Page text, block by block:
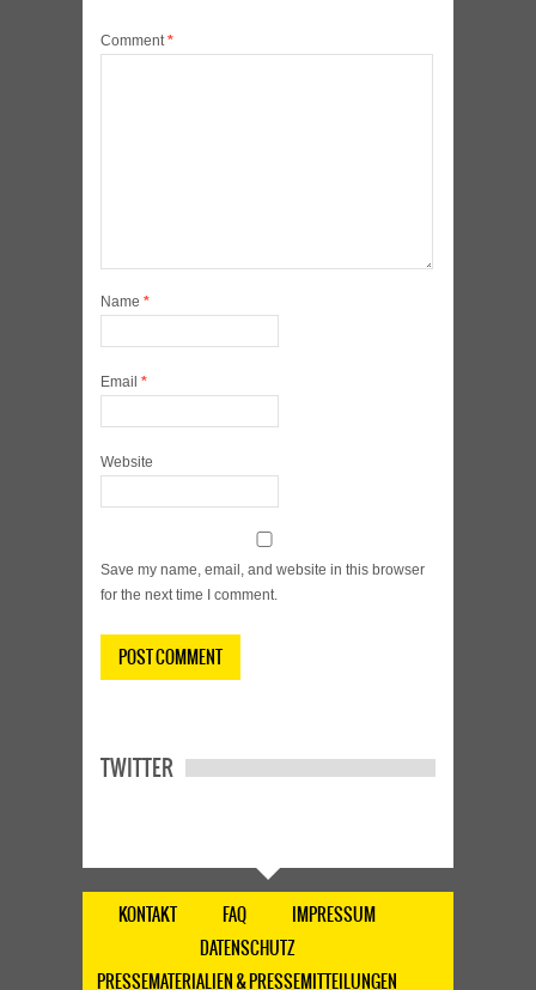
Comment*
Name *
Email *
Website
Save my name, email, and website in this browser
for the next time I comment.
TWITTER
KONTAKT FAQ
IMPRESSUM
DATENSCHUTZ
PRESSEMATERIALIEN & PRESSEMITTEILUNGEN